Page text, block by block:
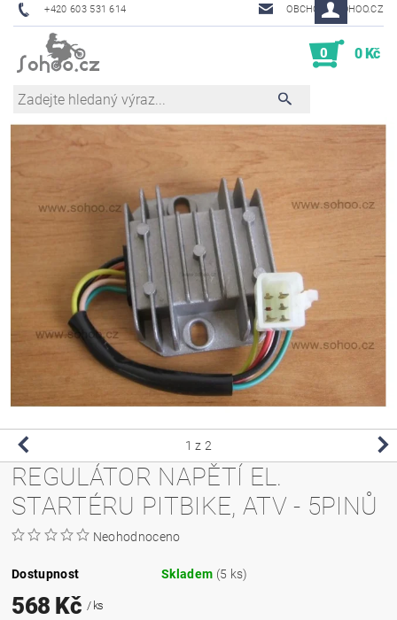
+420 603 531 614 OBCHOD@SOHOO.CZ
0 0 Kč
1 z 2
REGULÁTOR NAPĚTÍ EL.
STARTÉRU PITBIKE, ATV - 5PINŮ
Neohodnoceno
Dostupnost Skladem (5 ks)
568 Kč / ks